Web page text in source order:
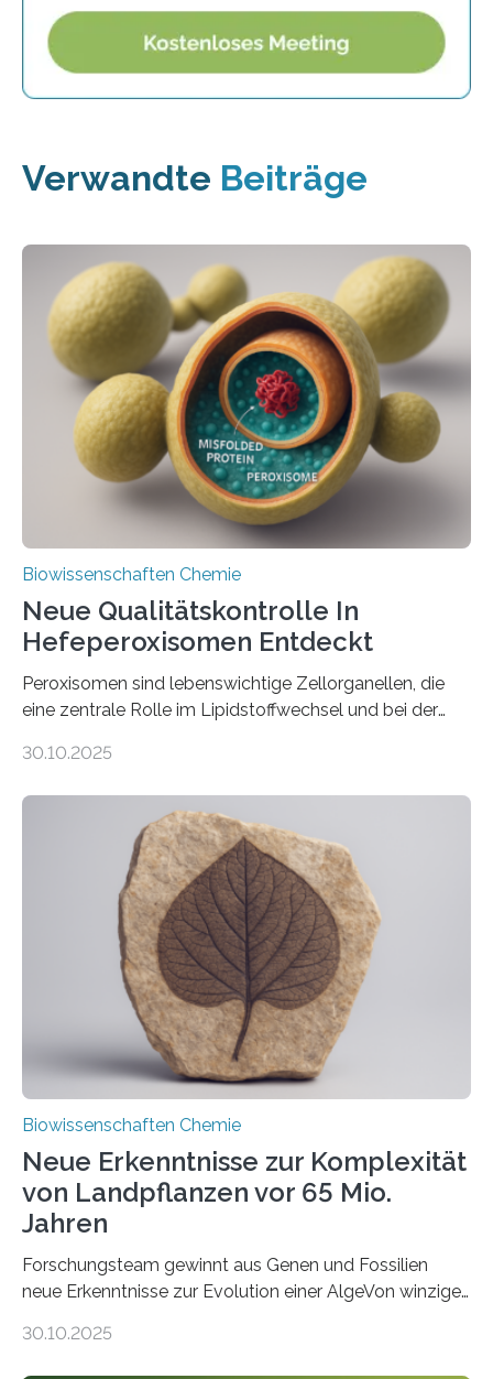
Verwandte Beiträge
Biowissenschaften Chemie
Neue Qualitätskontrolle In
Hefeperoxisomen Entdeckt
Peroxisomen sind lebenswichtige Zellorganellen, die
eine zentrale Rolle im Lipidstoffwechsel und bei der
erfüllen können, müssen zahlreiche Enzyme präzise in
der Ruhr-Universität Bochum um Prof. Dr. Ralf Erdmann
und Dr. Ismaila Francis Yusuf hat nun einen bislang
unbekannten Qualitätskontrollmechanismus des
peroxisomalen Proteintransports in der Bäckerhefe
Saccharomyces cerevisiae entdeckt, der für die
Funktionsfähigkeit der Organellen entscheidend ist. Die
Studie wurde am 28. Oktober 2025 in der
Fachzeitschrift…
30.10.2025
Biowissenschaften Chemie
Neue Erkenntnisse zur Komplexität
von Landpflanzen vor 65 Mio.
Jahren
Forschungsteam gewinnt aus Genen und Fossilien
neue Erkenntnisse zur Evolution einer AlgeVon winzigen
Landpflanzen zählen zu den komplexesten
30.10.2025